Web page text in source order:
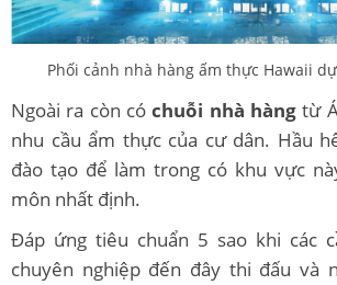
Phối cảnh nhà hàng ấm thực Hawaii
Ngoài ra còn có chuỗi nhà hàng từ
nhu cầu ẩm thực của cư dân. Hầu
đào tạo để làm trong có khu vực
môn nhất định.
Đáp ứng tiêu chuẩn 5 sao khi các
chuyên nghiệp đến đây thi đấu và